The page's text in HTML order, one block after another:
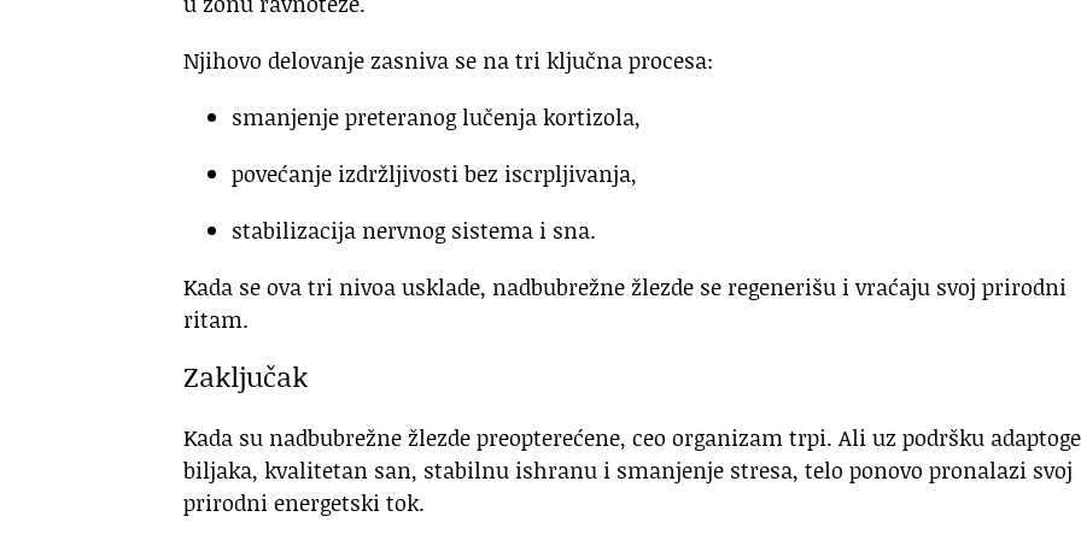
Njihovo delovanje zasniva se na tri ključna procesa:
smanjenje preteranog lučenja kortizola,
povećanje izdržljivosti bez iscrpljivanja,
stabilizacija nervnog sistema i sna.
Kada se ova tri nivoa usklade, nadbubrežne žlezde se regenerišu i vraćaju svoj prirodni
ritam.
Zaključak
Kada su nadbubrežne žlezde preopterećene, ceo organizam trpi. Ali uz podršku
biljaka, kvalitetan san, stabilnu ishranu i smanjenje stresa, telo ponovo pronalazi svoj
prirodni energetski tok.